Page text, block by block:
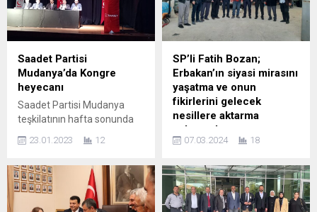
Saadet Partisi
Mudanya’da Kongre
heyecanı
Saadet Partisi Mudanya
teşkilatının hafta sonunda
Mudanya Uğur Mumcu
gerçekleşen kongrede
yoğun katılım gerçekleşti.
İstiklal marşının
23.01.2023 12
SP’li Fatih Bozan;
Erbakan’ın siyasi mirasını
yaşatma ve onun
fikirlerini gelecek
nesillere aktarma
çabasındayız
Saadet Partisi Tavşanlı
Fatih Bozan saha
çalışmalarını hızlandırdı.
Mahalle ziyaretlerinde
07.03.2024 18